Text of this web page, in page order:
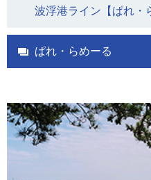
波浮港ライン【ぱれ・
ぱれ・らめーる